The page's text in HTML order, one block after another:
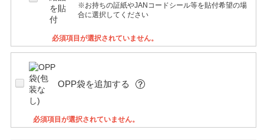
※お持ちの証紙やJANコードシール等を貼付希望の場
合に選択してください
必須項目が選択されていません。
OPP袋を追加する
必須項目が選択されていません。